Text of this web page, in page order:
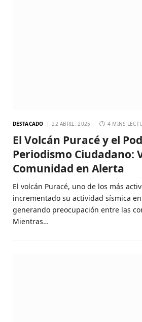
DESTACADO 22 ABRIL, 2025 4 MINS
El Volcán Puracé y el
Periodismo Ciudadano:
Comunidad en Alerta
El volcán Puracé, uno de los más
incrementado su actividad sísmica
generando preocupación entre las
Mientras…